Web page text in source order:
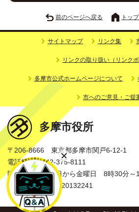
前のページへ戻る トッ
サイトマップ リンク集
リンクの取り扱い（リンクポ
多摩市公式ホームページについて
市へのご意見・ご提
多摩市役所
〒206-8666 東京都多摩市関戸6-12-1
電話番号：042-375-8111
開庁時間：月曜日から金曜日 8時30分～
法人番号：3000020132241